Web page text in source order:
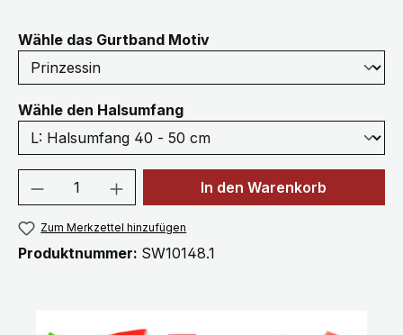
Wähle das Gurtband Motivauswählen
Wähle den Halsumfangauswählen
Produkt Anzahl: Gib denIn den Warenkorb
Zum Merkzettel hinzufügen
Produktnummer: SW10148.1